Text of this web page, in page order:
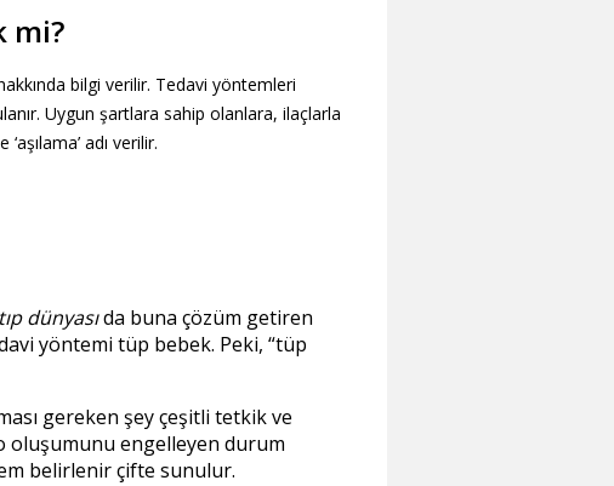
mi?
bilgi verilir. Tedavi yöntemleri
Uygun şartlara sahip olanlara, ilaçlarla
adı verilir.
tıp dünyasıda buna çözüm getiren
yöntemi tüp bebek. Peki, tüp
gereken şey çeşitli tetkik ve
oluşumunu engelleyen durum
belirlenir çifte sunulur.